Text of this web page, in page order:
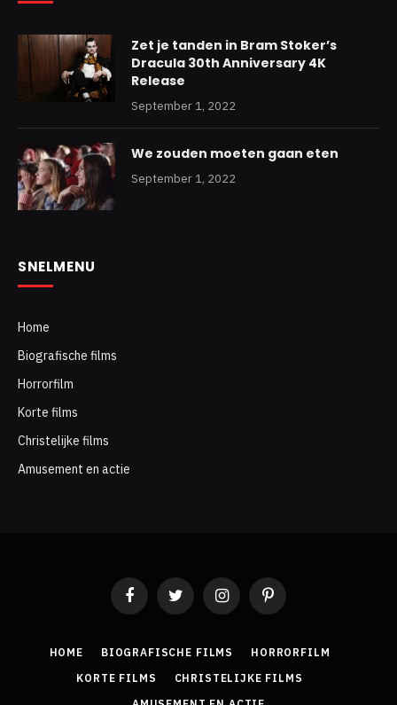
Zet je tanden in Bram Stoker’s
Dracula 30th Anniversary 4K
Release
September 1, 2022
We zouden moeten gaan eten
September 1, 2022
SNELMENU
Home
Biografische films
Horrorfilm
Korte films
Christelijke films
Amusement en actie
FacebookTwitter InstagramPinterest
HOME BIOGRAFISCHE FILMS
HORRORFILM
KORTE FILMS
CHRISTELIJKE FILMS